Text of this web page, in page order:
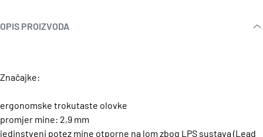
OPIS PROIZVODA
Značajke:
ergonomske trokutaste olovke
promjer mine: 2,9 mm
jedinstveni potez mine otporne na lom zbog LPS sustava (Lead